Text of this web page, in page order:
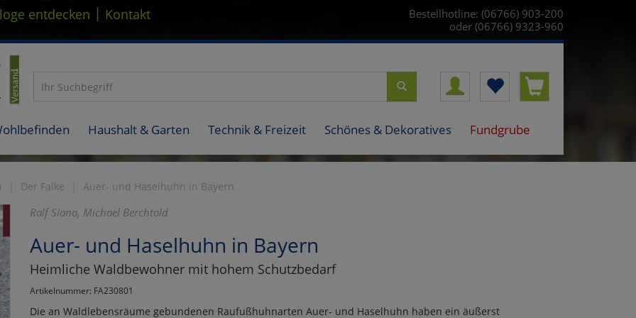
entdecken | Kontakt
Bestellhotline: (06766) 903-200
oder (06766) 9323-960
Haushalt & Garten Technik & Freizeit Schönes & Dekoratives Fundgrube
Der Falke Auer- und Haselhuhn in Bayern
Ralf Siano, Michael Berchtold
Auer- und Haselhuhn in Bayern
Heimliche Waldbewohner mit hohem Schutzbedarf
Artikelnummer: FA230801
Die an Waldlebensräume gebundenen Raufußhuhnarten Auer- und Haselhuhn haben ein äußerst